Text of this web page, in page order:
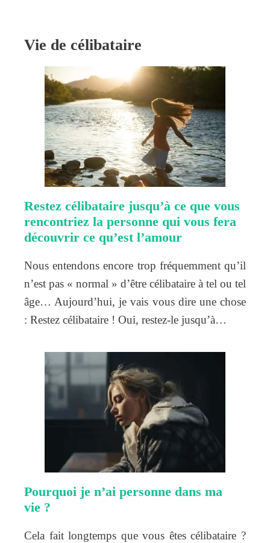
Vie de célibataire
Restez célibataire jusqu’à ce que vous
rencontriez la personne qui vous fera
découvrir ce qu’est l’amour
Nous entendons encore trop fréquemment qu’il
n’est pas « normal » d’être célibataire à tel ou tel
âge… Aujourd’hui, je vais vous dire une chose
: Restez célibataire ! Oui, restez-le jusqu’à…
Pourquoi je n’ai personne dans ma
vie ?
Cela fait longtemps que vous êtes célibataire ?